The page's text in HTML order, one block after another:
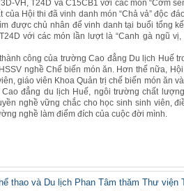
VH, T24D và C15CB1 với các món “Cơm
Hội thi đã vinh danh món “Chả vả” độc
được chủ nhân để vinh danh tại buổi tổng
với các món lần lượt là “Canh gà ngũ
công của trường Cao đẳng Du lịch Huế
nghề Chế biến món ăn. Hơn thế nữa,
giáo viên Khoa Quản trị chế biến món ăn
đẳng du lịch Huế, ngôi trường chất
nghề vững chắc cho học sinh sinh viên,
nghề làm điểm đích của cuộc đời mình.
thao và Du lịch Phan Tâm thăm Thư viện